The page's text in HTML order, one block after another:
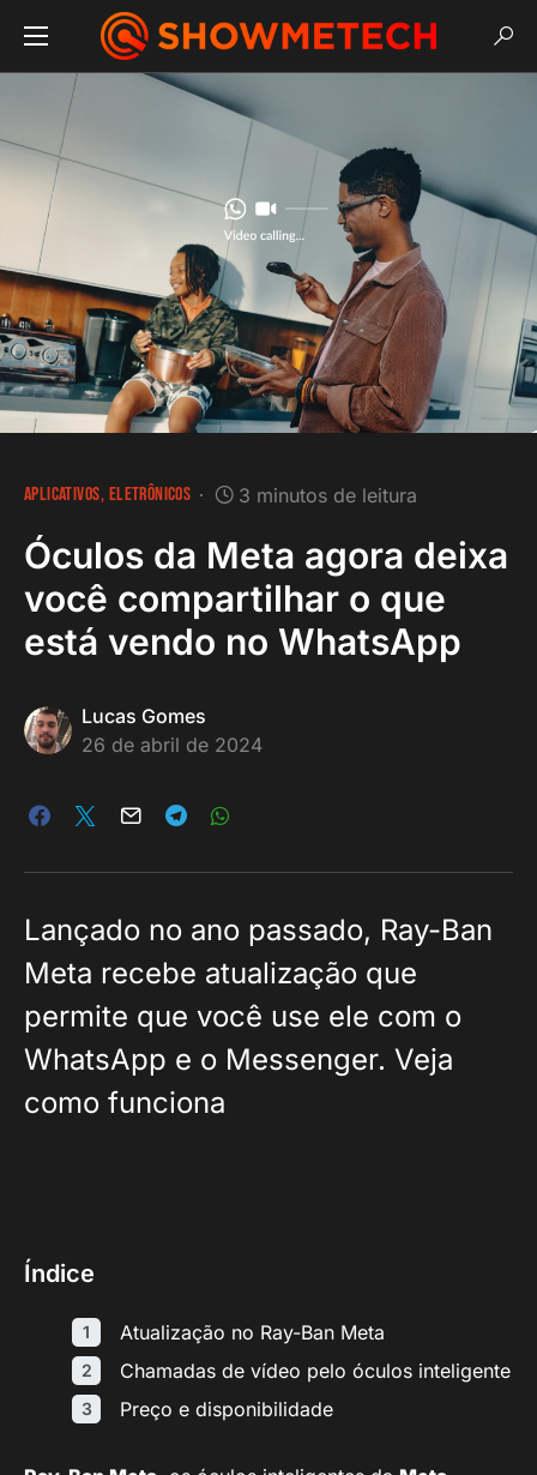
APLICATIVOS ELETRÔNICOS 3 minutos de leitura
Óculos da Meta agora deixa
você compartilhar o que
está vendo no WhatsApp
Lucas Gomes
26 de abril de 2024
Lançado no ano passado, Ray-Ban
Meta recebe atualização que
permite que você use ele com o
WhatsApp e o Messenger. Veja
como funciona
Índice
Atualização no Ray-Ban Meta
Chamadas de vídeo pelo óculos inteligente
Preço e disponibilidade